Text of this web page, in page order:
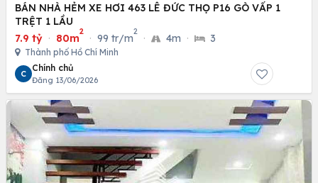
BÁN NHÀ HẺM XE HƠI 463 LÊ ĐỨC THỌ P16 GÒ VẤP 1
TRỆT 1 LẦU
7.9 tỷ · 80m
2
· 99 tr/m
2
· 4m · 3
Thành phố Hồ Chí Minh
C
Chính chủ
Đăng 13/06/2026